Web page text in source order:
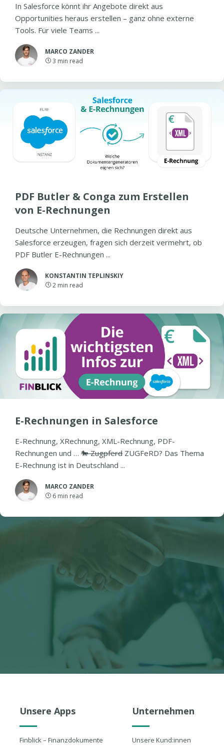
In Salesforce könnt ihr Angebote direkt aus
Opportunities heraus erstellen – ganz ohne externe
Tools. Für viele Teams ...
MARCO ZANDER
3 min read
PDF Butler & Conga zum Erstellen
von E-Rechnungen
Deutsche Unternehmen, die Rechnungen direkt aus
Salesforce erzeugen, fragen sich derzeit vermehrt, ob
PDF Butler E-Rechnungen ...
KONSTANTIN TEPLINSKIY
2 min read
E-Rechnungen in Salesforce
E-Rechnung, XRechnung, XML-Rechnung, PDF-
Rechnungen und … 🐎 Zugpferd ZUGFeRD? Das Thema
E-Rechnung ist in Deutschland ...
MARCO ZANDER
6 min read
Unsere Apps
Finblick – Finanzdokumente
Unternehmen
Unsere Kund:innen